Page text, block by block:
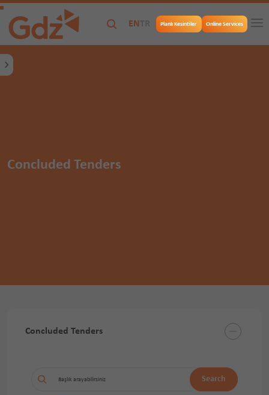
EN TR Online Services
Planlı Kesintiler
Concluded Tenders
Concluded Tenders
Search